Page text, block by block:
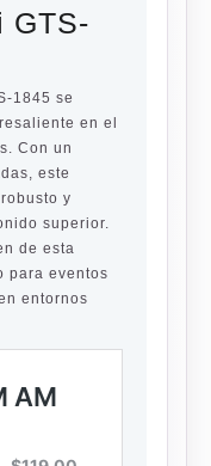
GTS-
1845 se
en el
Con un
, este
y
superior.
de esta
para eventos
entornos